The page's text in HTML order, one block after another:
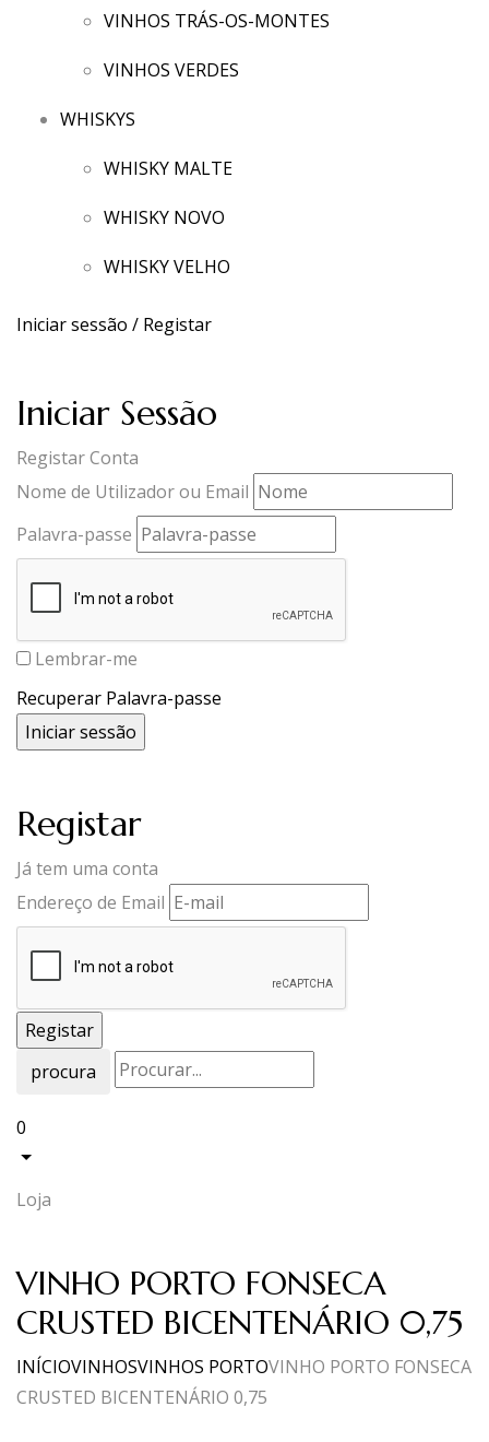
VINHOS TRÁS-OS-MONTES
VINHOS VERDES
WHISKYS
WHISKY MALTE
WHISKY NOVO
WHISKY VELHO
Iniciar sessão / Registar
Iniciar Sessão
Registar Conta
Nome de Utilizador ou Email
Palavra-passe
Lembrar-me
Recuperar Palavra-passe
Registar
Já tem uma conta
Endereço de Email
procura
0
Loja
VINHO PORTO FONSECA
CRUSTED BICENTENÁRIO 0,75
INÍCIOVINHOSVINHOS PORTOVINHO PORTO FONSECA
CRUSTED BICENTENÁRIO 0,75